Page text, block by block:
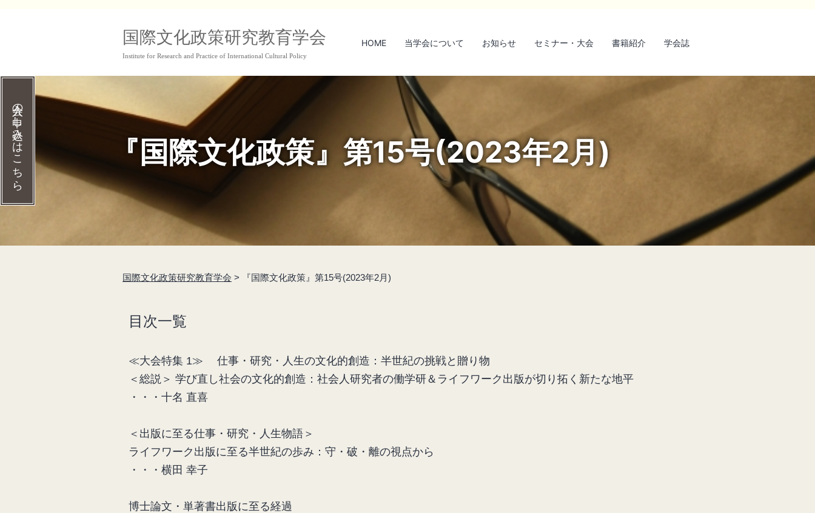
ン
プ
国際文化政策研究教育学会
Institute for Research and Practice of International Cultural Policy
HOME 当学会について お知らせ セミナー・大会 書籍紹介 学会誌
入会の申し込みはこちら 『国際文化政策』第15号(2023年2月)
国際文化政策研究教育学会 > 『国際文化政策』第15号(2023年2月)
目次一覧
≪大会特集 1≫ 仕事・研究・人生の文化的創造：半世紀の挑戦と贈り物
＜総説＞ 学び直し社会の文化的創造：社会人研究者の働学研＆ライフワーク出版が切り拓く新たな地平
・・・十名 直喜
＜出版に至る仕事・研究・人生物語＞
ライフワーク出版に至る半世紀の歩み：守・破・離の視点から
・・・横田 幸子
博士論文・単著書出版に至る経過